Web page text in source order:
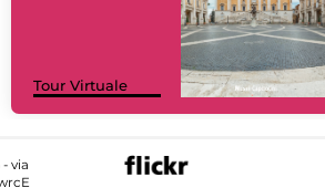
Tour Virtuale